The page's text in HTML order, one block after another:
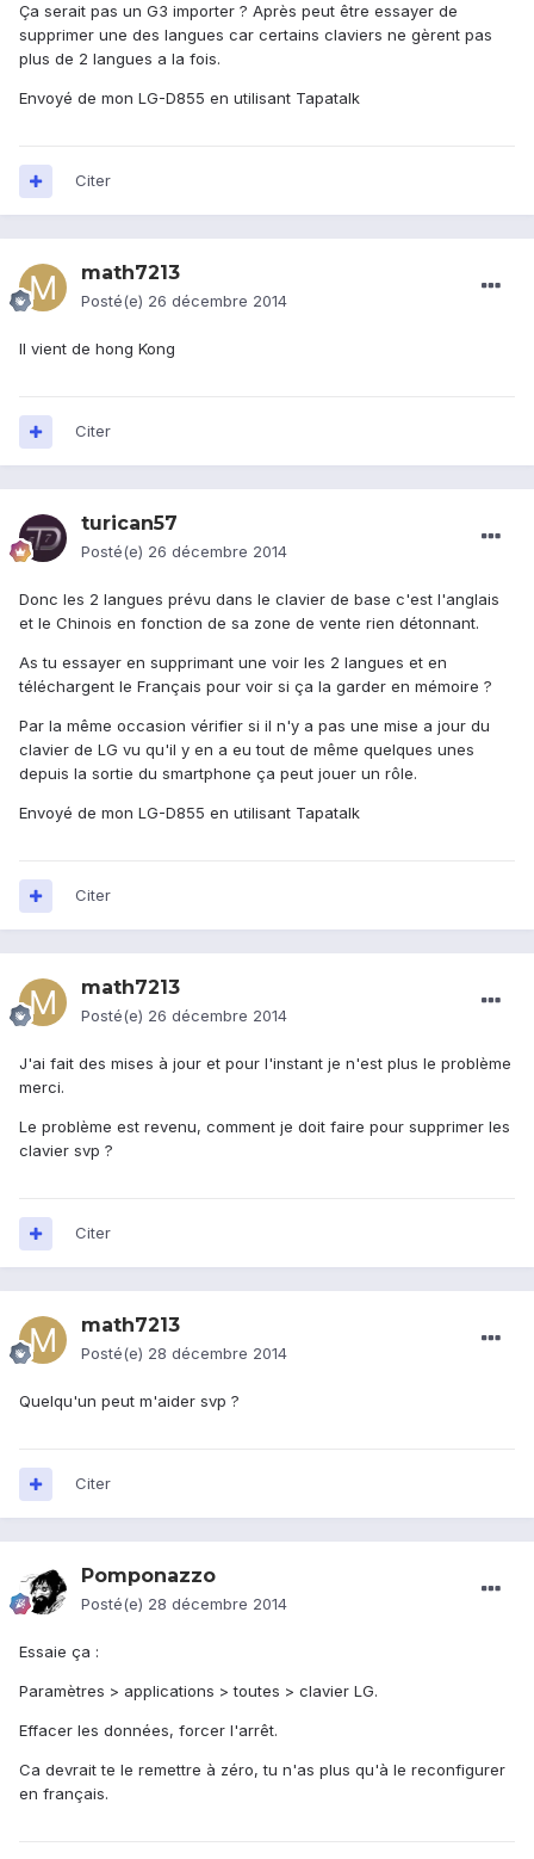
Ça serait pas un G3 importer ? Après peut être essayer de
supprimer une des langues car certains claviers ne gèrent pas
plus de 2 langues a la fois.
Envoyé de mon LG-D855 en utilisant Tapatalk
Citer
math7213
Posté(e) 26 décembre 2014
Il vient de hong Kong
Citer
turican57
Posté(e) 26 décembre 2014
Donc les 2 langues prévu dans le clavier de base c'est l'anglais
et le Chinois en fonction de sa zone de vente rien détonnant.
As tu essayer en supprimant une voir les 2 langues et en
téléchargent le Français pour voir si ça la garder en mémoire ?
Par la même occasion vérifier si il n'y a pas une mise a jour du
clavier de LG vu qu'il y en a eu tout de même quelques unes
depuis la sortie du smartphone ça peut jouer un rôle.
Envoyé de mon LG-D855 en utilisant Tapatalk
Citer
math7213
Posté(e) 26 décembre 2014
J'ai fait des mises à jour et pour l'instant je n'est plus le problème
merci.
Le problème est revenu, comment je doit faire pour supprimer les
clavier svp ?
Citer
math7213
Posté(e) 28 décembre 2014
Quelqu'un peut m'aider svp ?
Citer
Pomponazzo
Posté(e) 28 décembre 2014
Essaie ça :
Paramètres > applications > toutes > clavier LG.
Effacer les données, forcer l'arrêt.
Ca devrait te le remettre à zéro, tu n'as plus qu'à le reconfigurer
en français.